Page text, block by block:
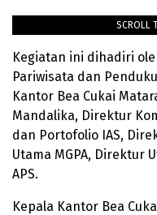
SCROLL
Kegiatan ini dihadiri
Pariwisata dan
Kantor Bea Cukai
Mandalika, Direktur
dan Portofolio IAS,
Utama MGPA, Direktur
APS.
Kepala Kantor Bea